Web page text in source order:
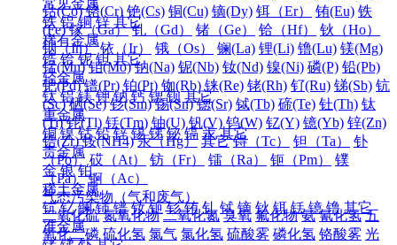
钴(Co) 铬(Cr) 铯(Cs) 铜(Cu) 镝(Dy) 铒（Er） 铕(Eu) 铁
(Fe) 镓（Ga） 钆（Gd） 锗（Ge） 铪（Hf）
钬（Ho）
铟（In） 铱（Ir） 锇（Os） 镧(La) 锂(Li) 镥(Lu) 镁(Mg)
锰(Mn) 钼(Mo) 钠(Na) 铌(Nb) 钕(Nd) 镍(Ni) 磷(P) 铅(Pb)
钯(Pd) 镨(Pr) 铂(Pt) 铷(Rb) 铼(Re) 铑(Rh) 钌(Ru) 锑(Sb) 钪
(Sc) 硒(Se) 钐(Sm) 锡(Sn) 锶(Sr) 铽(Tb) 碲(Te) 钍(Th) 钛
(Ti) 铊(Tl) 铥(Tm) 铀(U) 钒(V) 钨(W) 钇(Y) 镱(Yb) 锌(Zn)
锆(Zr) 铵(NH4) 汞（Hg） 其它 锝（Tc） 钽（Ta）
钋
（Po） 砹（At） 钫（Fr） 镭（Ra） 钷（Pm）
镤
（Pa） 锕（Ac）
气态污染物（气和废气）
二氧化硫 氮氧化物 二氧化氮 臭氧 氟化物 氨 氰化氢 五
氧化二磷 硫化氢 氯气 氯化氢 硫酸雾 磷化氢 铬酸雾 光
铁 铝 铜 锌 其它
稀有金属
锆 铪 铌 钽 其它
轻金属
钛 铝 镁 钾 钠 钙 锶 钡 其它
重金属
铜 镍 钴 铅 锌 锡 锑 铋 镉 汞 其它
贵金属
金 银 铂
稀土金属
钪 钇 镧 铈 镨 钕 钷 钐 铕 钆 铽 镝 钬 铒 铥 镱 镥 其它
准金属